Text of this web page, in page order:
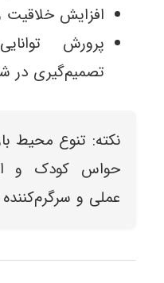
افزایش خلاقیت
پرورش
تصمیم‌گیری در
نکته: تنوع محیط
حواس کودک و
عملی و